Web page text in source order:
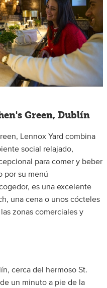
Green, Dublín
Lennox Yard combina
social relajado,
para comer y beber
por su menú
es una excelente
una cena o unos cócteles
zonas comerciales y
cerca del hermoso St.
un minuto a pie de la